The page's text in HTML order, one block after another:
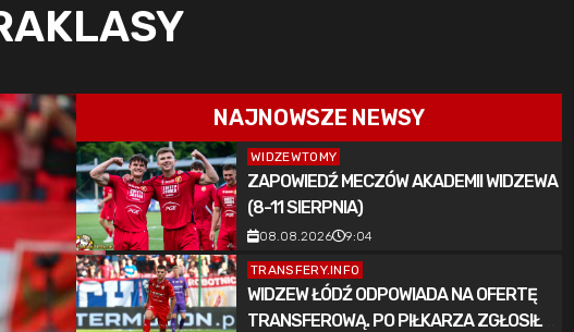
NAJNOWSZE NEWSY
WIDZEWTOMY
ZAPOWIEDŹ MECZÓW AKADEMII WIDZEWA
(8-11 SIERPNIA)
08.08.2026 9:04
TRANSFERY.INFO
WIDZEW ŁÓDŹ ODPOWIADA NA OFERTĘ
TRANSFEROWĄ. PO PIŁKARZA ZGŁOSIŁ